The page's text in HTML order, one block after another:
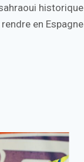
historique
en Espagne